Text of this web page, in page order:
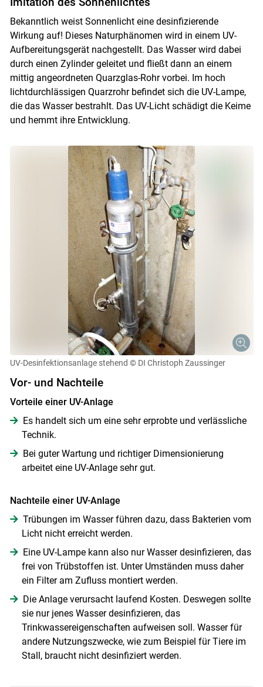
Skip to main content
Bekanntlich weist Sonnenlicht eine desinfizierende
Wirkung auf! Dieses Naturphänomen wird in einem UV-
Aufbereitungsgerät nachgestellt. Das Wasser wird dabei
durch einen Zylinder geleitet und fließt dann an einem
mittig angeordneten Quarzglas-Rohr vorbei. Im hoch
lichtdurchlässigen Quarzrohr befindet sich die UV-Lampe,
die das Wasser bestrahlt. Das UV-Licht schädigt die Keime
und hemmt ihre Entwicklung.
UV-Desinfektionsanlage stehend © DI Christoph Zaussinger
Vor- und Nachteile
Vorteile einer UV-Anlage
Es handelt sich um eine sehr erprobte und verlässliche
Technik.
Bei guter Wartung und richtiger Dimensionierung
arbeitet eine UV-Anlage sehr gut.
Nachteile einer UV-Anlage
Trübungen im Wasser führen dazu, dass Bakterien vom
Licht nicht erreicht werden.
Eine UV-Lampe kann also nur Wasser desinfizieren, das
frei von Trübstoffen ist. Unter Umständen muss daher
ein Filter am Zufluss montiert werden.
Die Anlage verursacht laufend Kosten. Deswegen sollte
sie nur jenes Wasser desinfizieren, das
Trinkwassereigenschaften aufweisen soll. Wasser für
andere Nutzungszwecke, wie zum Beispiel für Tiere im
Stall, braucht nicht desinfiziert werden.